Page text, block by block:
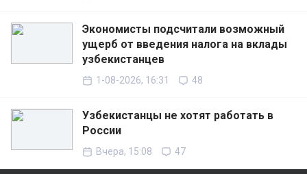
Экономисты подсчитали возможный
ущерб от введения налога на вклады
узбекистанцев
1-08-2026, 16:31 48
Узбекистанцы не хотят работать в
России
Вчера, 15:08 47